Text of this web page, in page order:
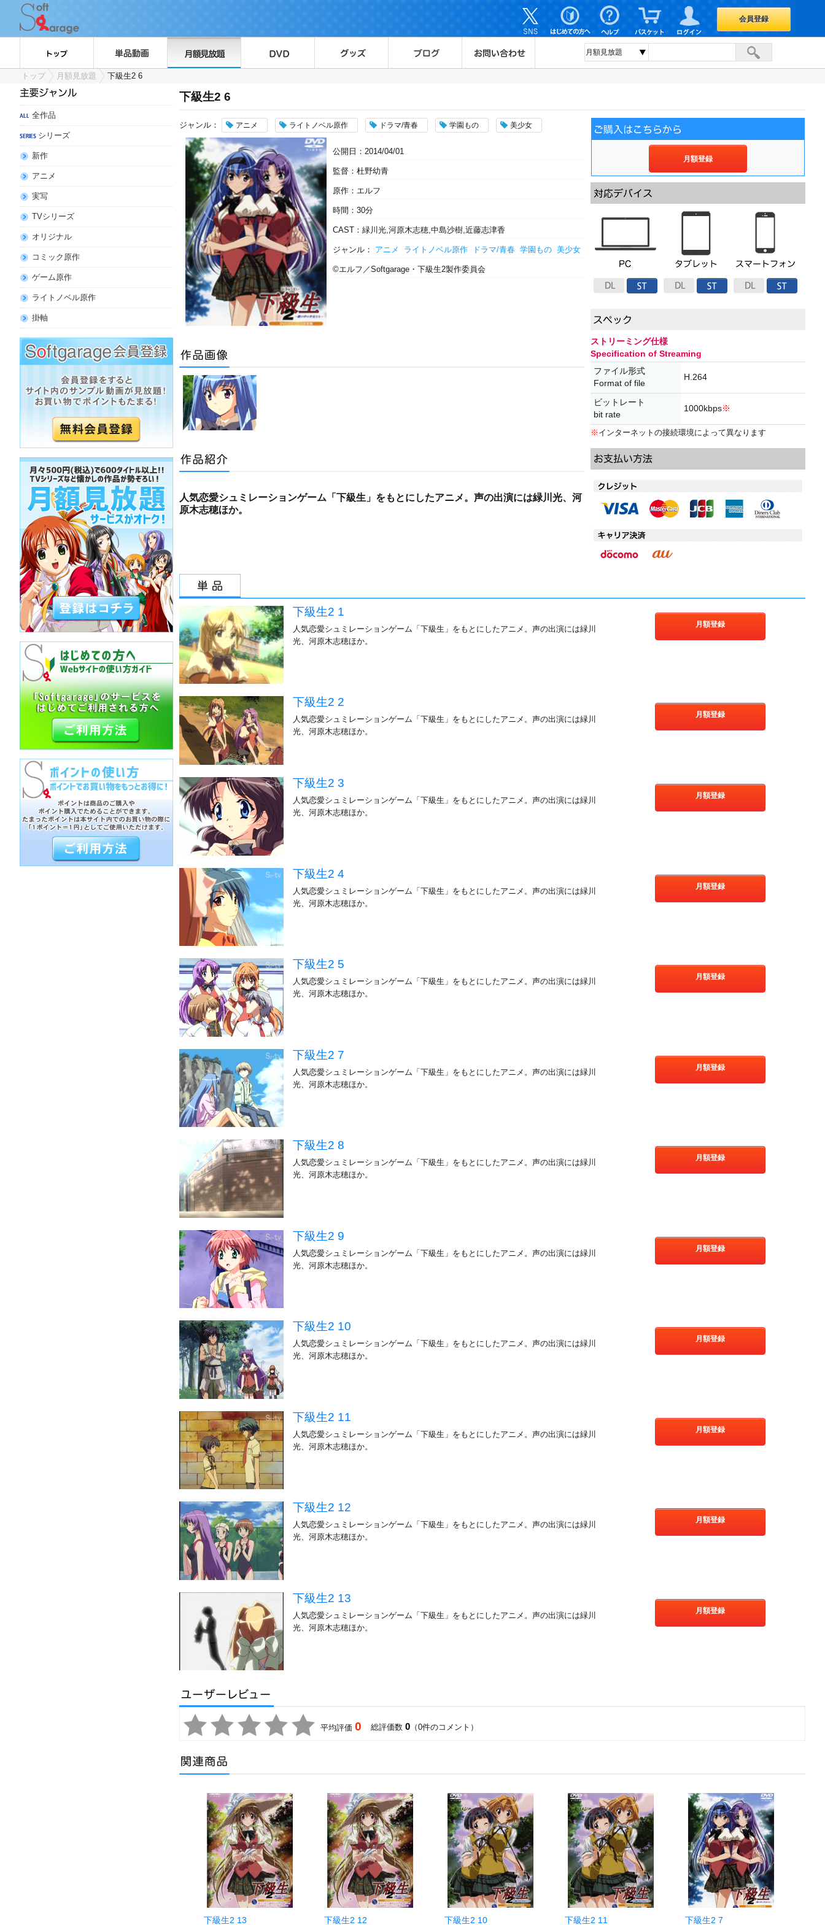
会員登録
トップ 月額見放題 下級生2 6
全作品
シリーズ
新作
アニメ
実写
TVシリーズ
オリジナル
コミック原作
ゲーム原作
ライトノベル原作
掛軸
下級生2 6
ジャンル： アニメ ライトノベル原作 ドラマ/青春 学園もの 美少女
公開日：2014/04/01
監督：杜野幼青
原作：エルフ
時間：30分
CAST：緑川光,河原木志穂,中島沙樹,近藤志津香
ジャンル： アニメ ライトノベル原作 ドラマ/青春 学園もの 美少女
©エルフ／Softgarage・下級生2製作委員会
人気恋愛シュミレーションゲーム「下級生」をもとにしたアニメ。声の出演には緑川光、河
原木志穂ほか。
月額登録
ストリーミング仕様
Specification of Streaming
ファイル形式
Format of file
H.264
ビットレート
bit rate
1000kbps※
※ インターネットの接続環境によって異なります
下級生2 1
人気恋愛シュミレーションゲーム「下級生」をもとにしたアニメ。声の出演には緑川
光、河原木志穂ほか。
月額登録
下級生2 2
人気恋愛シュミレーションゲーム「下級生」をもとにしたアニメ。声の出演には緑川
光、河原木志穂ほか。
月額登録
下級生2 3
人気恋愛シュミレーションゲーム「下級生」をもとにしたアニメ。声の出演には緑川
光、河原木志穂ほか。
月額登録
下級生2 4
人気恋愛シュミレーションゲーム「下級生」をもとにしたアニメ。声の出演には緑川
光、河原木志穂ほか。
月額登録
下級生2 5
人気恋愛シュミレーションゲーム「下級生」をもとにしたアニメ。声の出演には緑川
光、河原木志穂ほか。
月額登録
下級生2 7
人気恋愛シュミレーションゲーム「下級生」をもとにしたアニメ。声の出演には緑川
光、河原木志穂ほか。
月額登録
下級生2 8
人気恋愛シュミレーションゲーム「下級生」をもとにしたアニメ。声の出演には緑川
光、河原木志穂ほか。
月額登録
下級生2 9
人気恋愛シュミレーションゲーム「下級生」をもとにしたアニメ。声の出演には緑川
光、河原木志穂ほか。
月額登録
下級生2 10
人気恋愛シュミレーションゲーム「下級生」をもとにしたアニメ。声の出演には緑川
光、河原木志穂ほか。
月額登録
下級生2 11
人気恋愛シュミレーションゲーム「下級生」をもとにしたアニメ。声の出演には緑川
光、河原木志穂ほか。
月額登録
下級生2 12
人気恋愛シュミレーションゲーム「下級生」をもとにしたアニメ。声の出演には緑川
光、河原木志穂ほか。
月額登録
下級生2 13
人気恋愛シュミレーションゲーム「下級生」をもとにしたアニメ。声の出演には緑川
光、河原木志穂ほか。
月額登録
平均評価0 総評価数0 （0件のコメント）
下級生2 13 下級生2 12 下級生2 10 下級生2 11 下級生2 7